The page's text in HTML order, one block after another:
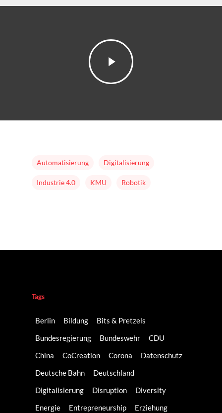
Automatisierung Digitalisierung
Industrie 4.0 KMU Robotik
Tags
Berlin Bildung
Bits & Pretzels
Bundesregierung
Bundeswehr
CDU
China
CoCreation Corona
Datenschutz
Deutsche Bahn
Deutschland
Digitalisierung
Disruption
Diversity
Energie
Entrepreneurship
Erziehung
Nominieren
Buch